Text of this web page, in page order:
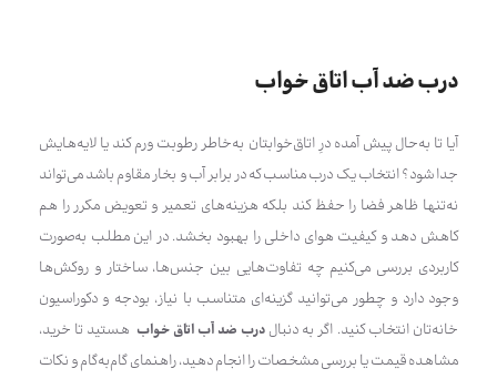
درب ضد آب اتاق خواب
آیا تا به‌حال پیش آمده درِ اتاق‌خوابتان به‌خاطر رطوبت ورم کند یا لایه‌هایش
جدا شود؟ انتخاب یک درب مناسب که در برابر آب و بخار مقاوم باشد می‌تواند
نه‌تنها ظاهر فضا را حفظ کند بلکه هزینه‌های تعمیر و تعویض مکرر را هم
کاهش دهد و کیفیت هوای داخلی را بهبود بخشد. در این مطلب به‌صورت
کاربردی بررسی می‌کنیم چه تفاوت‌هایی بین جنس‌ها، ساختار و روکش‌ها
وجود دارد و چطور می‌توانید گزینه‌ای متناسب با نیاز، بودجه و دکوراسیون
خانه‌تان انتخاب کنید. اگر به دنبالدرب ضد آب اتاق خواب هستید تا خرید،
مشاهده قیمت یا بررسی مشخصات را انجام دهید، راهنمای گام‌به‌گام و نکات